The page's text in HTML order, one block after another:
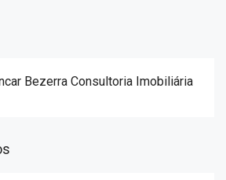
Bezerra Consultoria Imobiliária